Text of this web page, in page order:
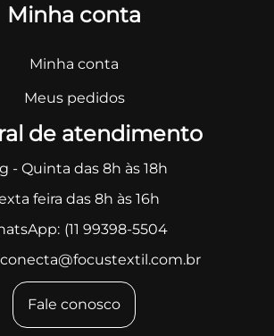
Minha conta
Minha conta
Meus pedidos
de atendimento
- Quinta das 8h às 18h
feira das 8h às 16h
(11 99398-5504
conecta@focustextil.com.br
Fale conosco